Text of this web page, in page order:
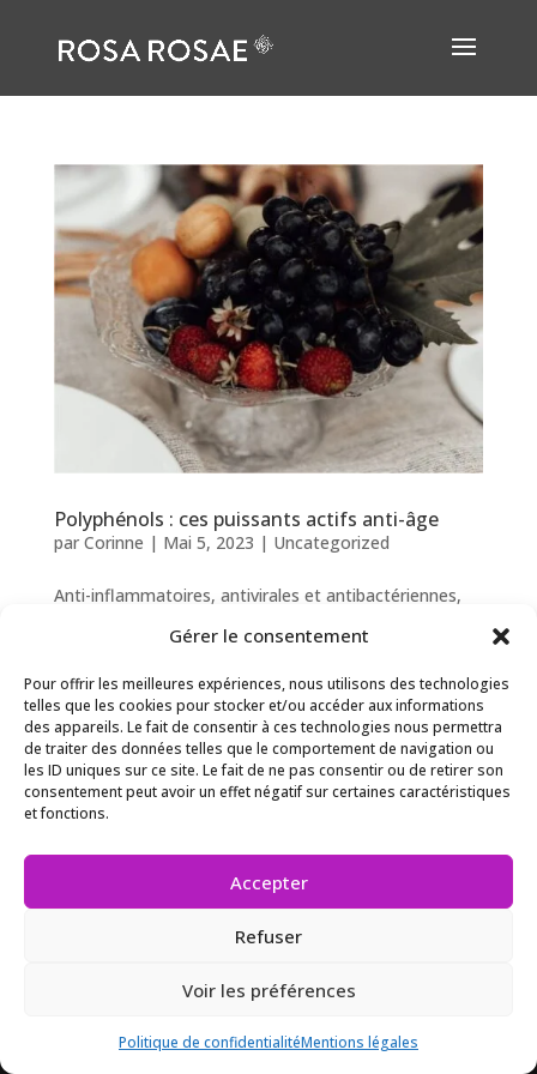
Gérer le consentement
Pour offrir les meilleures expériences, nous utilisons des technologies
telles que les cookies pour stocker et/ou accéder aux informations
des appareils. Le fait de consentir à ces technologies nous permettra
de traiter des données telles que le comportement de navigation ou
les ID uniques sur ce site. Le fait de ne pas consentir ou de retirer son
consentement peut avoir un effet négatif sur certaines caractéristiques
et fonctions.
Accepter
Refuser
Voir les préférences
Politique de confidentialitéMentions légales
Polyphénols : ces puissants actifs anti-âge
par Corinne | Mai 5, 2023 | Uncategorized
Anti-inflammatoires, antivirales et antibactériennes,
puissant. Crédit-photo : Pexels – Furkanfdemir En plus
de ses acides gras et vitamines, la rose de Damas est
riche en flavonoïdes. Ces polyphénols sont de
puissants...